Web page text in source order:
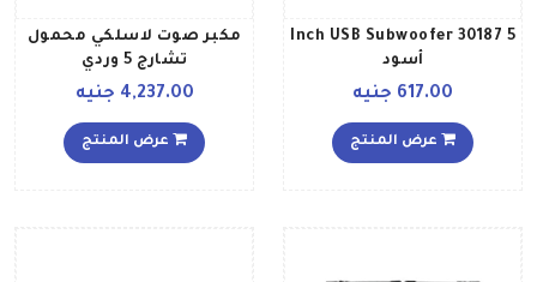
5 Inch USB Subwoofer 30187
أسود
617.00 جنيه
عرض المنتج
مكبر صوت لاسلكي محمول
تشارج 5 وردي
4,237.00 جنيه
عرض المنتج